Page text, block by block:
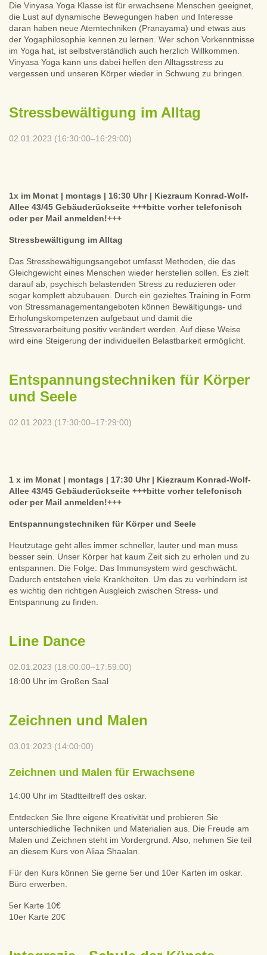
Die Vinyasa Yoga Klasse ist für erwachsene Menschen geeignet,
die Lust auf dynamische Bewegungen haben und Interesse
daran haben neue Atemtechniken (Pranayama) und etwas aus
der Yogaphilosophie kennen zu lernen. Wer schon Vorkenntnisse
im Yoga hat, ist selbstverständlich auch herzlich Willkommen.
Vinyasa Yoga kann uns dabei helfen den Alltagsstress zu
vergessen und unseren Körper wieder in Schwung zu bringen.
Stressbewältigung im Alltag
02.01.2023 (16:30:00–16:29:00)
1x im Monat | montags | 16:30 Uhr | Kiezraum Konrad-Wolf-
Allee 43/45 Gebäuderückseite +++bitte vorher telefonisch
oder per Mail anmelden!+++
Stressbewältigung im Alltag
Das Stressbewältigungsangebot umfasst Methoden, die das
Gleichgewicht eines Menschen wieder herstellen sollen. Es zielt
darauf ab, psychisch belastenden Stress zu reduzieren oder
sogar komplett abzubauen. Durch ein gezieltes Training in Form
von Stressmanagementangeboten können Bewältigungs- und
Erholungskompetenzen aufgebaut und damit die
Stressverarbeitung positiv verändert werden. Auf diese Weise
wird eine Steigerung der individuellen Belastbarkeit ermöglicht.
Entspannungstechniken für Körper
und Seele
02.01.2023 (17:30:00–17:29:00)
1 x im Monat | montags | 17:30 Uhr | Kiezraum Konrad-Wolf-
Allee 43/45 Gebäuderückseite +++bitte vorher telefonisch
oder per Mail anmelden!+++
Entspannungstechniken für Körper und Seele
Heutzutage geht alles immer schneller, lauter und man muss
besser sein. Unser Körper hat kaum Zeit sich zu erholen und zu
entspannen. Die Folge: Das Immunsystem wird geschwächt.
Dadurch entstehen viele Krankheiten. Um das zu verhindern ist
es wichtig den richtigen Ausgleich zwischen Stress- und
Entspannung zu finden.
Line Dance
02.01.2023 (18:00:00–17:59:00)
18:00 Uhr im Großen Saal
Zeichnen und Malen
03.01.2023 (14:00:00)
Zeichnen und Malen für Erwachsene
14:00 Uhr im Stadtteiltreff des oskar.
Entdecken Sie Ihre eigene Kreativität und probieren Sie
unterschiedliche Techniken und Materialien aus. Die Freude am
Malen und Zeichnen steht im Vordergrund. Also, nehmen Sie teil
an diesem Kurs von Aliaa Shaalan.
Für den Kurs können Sie gerne 5er und 10er Karten im oskar.
Büro erwerben.
5er Karte 10€
10er Karte 20€